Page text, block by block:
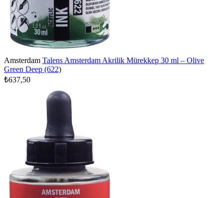
Amsterdam Talens Amsterdam Akrilik Mürekkep 30 ml – Olive
Green Deep (622)
₺637,50